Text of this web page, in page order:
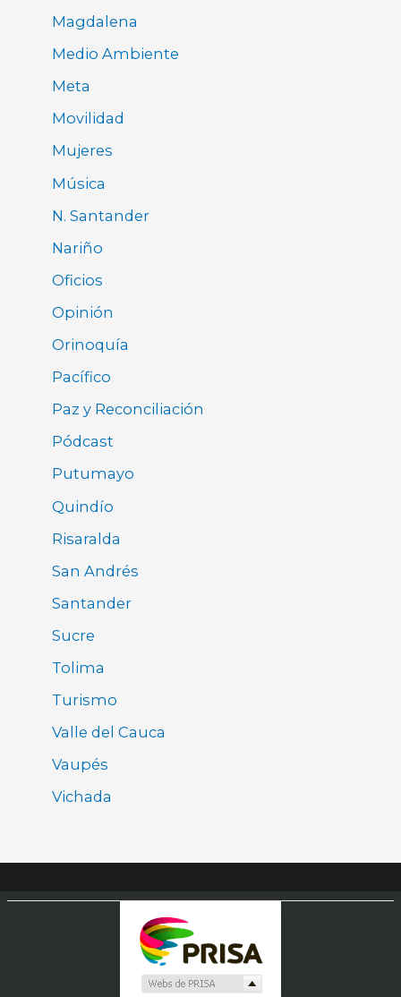
Magdalena
Medio Ambiente
Meta
Movilidad
Mujeres
Música
N. Santander
Nariño
Oficios
Opinión
Orinoquía
Pacífico
Paz y Reconciliación
Pódcast
Putumayo
Quindío
Risaralda
San Andrés
Santander
Sucre
Tolima
Turismo
Valle del Cauca
Vaupés
Vichada